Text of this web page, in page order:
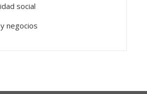
social
negocios